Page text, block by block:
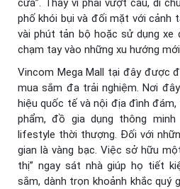
cửa”. Thay vì phải vượt cầu, di
phố khói bụi và đối mặt với cảnh
vài phút tản bộ hoặc sử dụng
chạm tay vào những xu hướng
Vincom Mega Mall tại đây được
mua sắm đa trải nghiệm. Nơi
hiệu quốc tế và nội địa đình
phẩm, đồ gia dụng thông
lifestyle thời thượng. Đối với
gian là vàng bạc. Việc sở hữu
thị” ngay sát nhà giúp họ tiết
sắm, dành trọn khoảnh khắc quý